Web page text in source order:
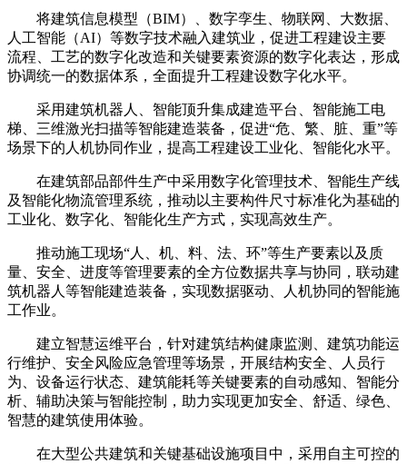
将建筑信息模型（BIM）、数字孪生、物联网、大数据、
人工智能（AI）等数字技术融入建筑业，促进工程建设主要
流程、工艺的数字化改造和关键要素资源的数字化表达，形成
协调统一的数据体系，全面提升工程建设数字化水平。
采用建筑机器人、智能顶升集成建造平台、智能施工电
梯、三维激光扫描等智能建造装备，促进“危、繁、脏、重”等
场景下的人机协同作业，提高工程建设工业化、智能化水平。
在建筑部品部件生产中采用数字化管理技术、智能生产线
及智能化物流管理系统，推动以主要构件尺寸标准化为基础的
工业化、数字化、智能化生产方式，实现高效生产。
推动施工现场“人、机、料、法、环”等生产要素以及质
量、安全、进度等管理要素的全方位数据共享与协同，联动建
筑机器人等智能建造装备，实现数据驱动、人机协同的智能施
工作业。
建立智慧运维平台，针对建筑结构健康监测、建筑功能运
行维护、安全风险应急管理等场景，开展结构安全、人员行
为、设备运行状态、建筑能耗等关键要素的自动感知、智能分
析、辅助决策与智能控制，助力实现更加安全、舒适、绿色、
智慧的建筑使用体验。
在大型公共建筑和关键基础设施项目中，采用自主可控的